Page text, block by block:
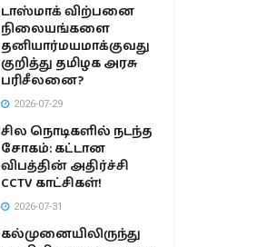
டாஸ்மாக் விற்பனை
நிலையங்களை
தனியார்மயமாக்குவது
குறித்து தமிழக அரசு
பரிசீலனை?
2026-07-29
சில நொடிகளில் நடந்த
சோகம்: கட்டான
விபத்தின் அதிர்ச்சி
CCTV காட்சிகள்!
2026-07-31
கல்முனையிலிருந்து